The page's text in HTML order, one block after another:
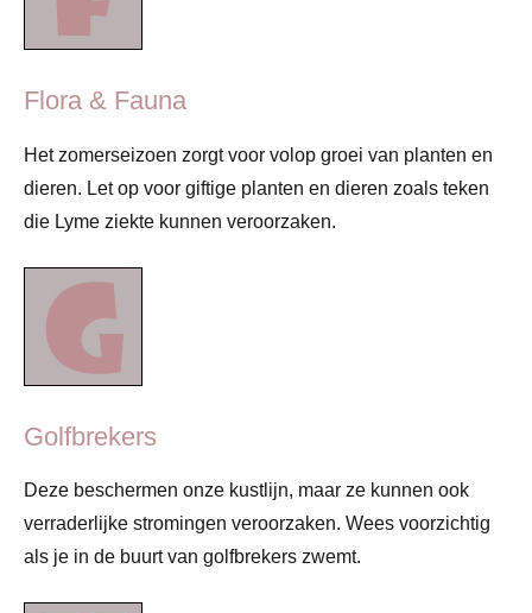
Flora & Fauna
Het zomerseizoen zorgt voor volop groei van planten en
dieren. Let op voor giftige planten en dieren zoals teken
die Lyme ziekte kunnen veroorzaken.
Golfbrekers
Deze beschermen onze kustlijn, maar ze kunnen ook
verraderlijke stromingen veroorzaken. Wees voorzichtig
als je in de buurt van golfbrekers zwemt.